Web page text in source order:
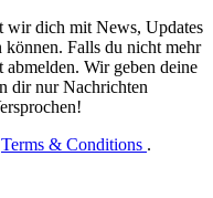
wir dich mit News, Updates
können. Falls du nicht mehr
abmelden. Wir geben deine
dir nur Nachrichten
Terms & Conditions .